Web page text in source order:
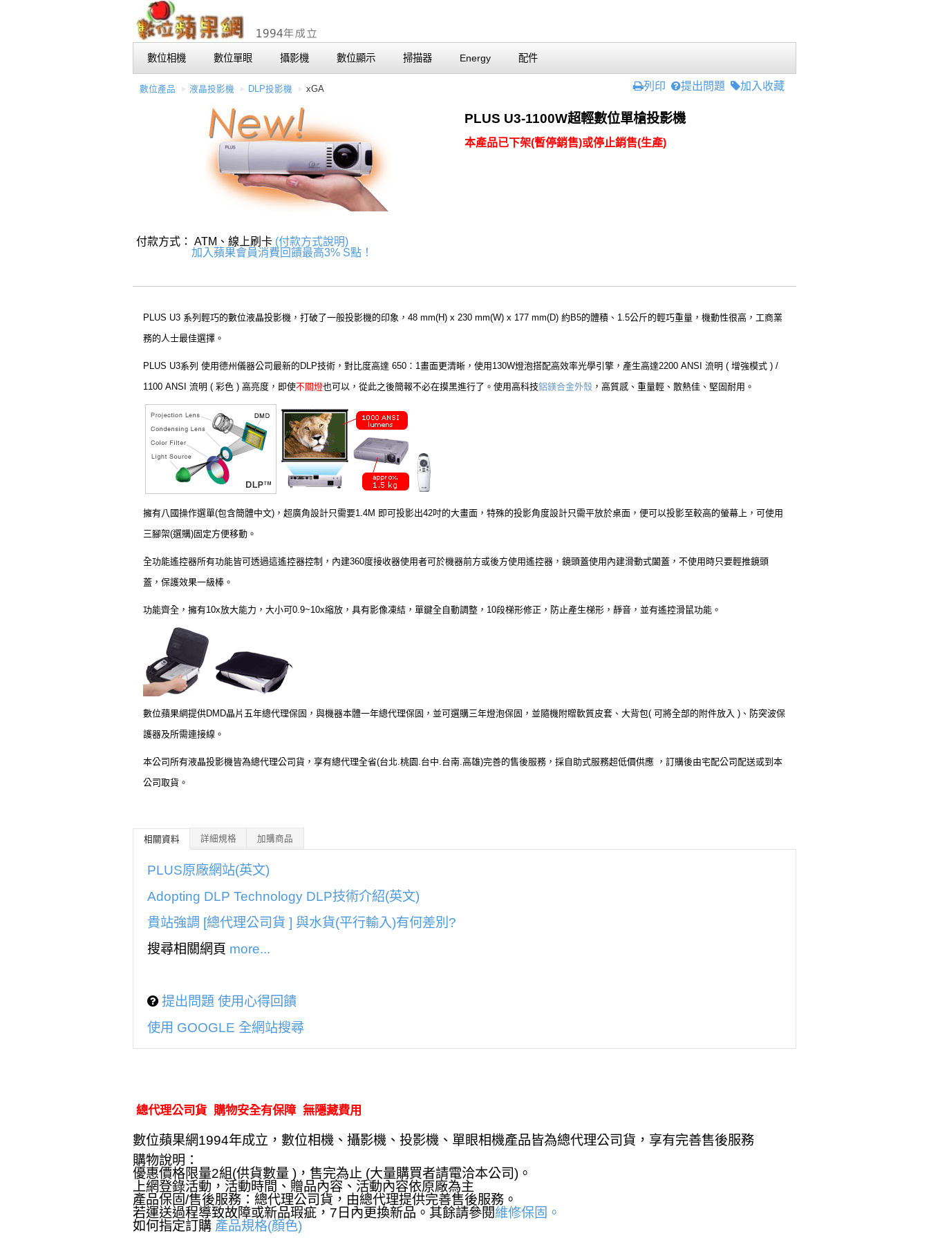
數位相機 數位單眼 攝影機 數位顯示 掃描器 Energy 配件
數位產品 液晶投影機 DLP投影機 xGA
付款方式： ATM、線上刷卡 (付款方式說明)
加入蘋果會員消費回饋最高3% S點！
列印 提出問題 加入收藏
PLUS U3-1100W超輕數位單槍投影機
本產品已下架(暫停銷售)或停止銷售(生產)
PLUS U3 系列 輕巧的數位液晶投影機，打破了一般投影機的印象，48 mm(H) x 230 mm(W) x 177 mm(D) 約B5的體積、1.5公斤的輕巧重量，機動性很高，工商業
務的人士最佳選擇。
PLUS U3系列 使用德州儀器公司最新的DLP技術 ，對比度高達 650：1畫面更清晰，使用130W燈泡搭配高效率光學引擎，產生高達2200 ANSI 流明 ( 增強模式 ) /
1100 ANSI 流明 ( 彩色 ) 高亮度，即使不關燈也可以，從此之後簡報不必在摸黑進行了。使用高科技鋁鎂合金外殼 ，高質感、重量輕、散熱佳、堅固耐用。
擁有八國操作選單(包含簡體中文)，超廣角設計只需要1.4M 即可投影出42吋的大畫面，特殊的投影角度設計只需平放於桌面，便可以投影至較高的螢幕上，可使用
三腳架(選購)固定方便移動。
全功能遙控器所有功能皆可透過這遙控器控制，內建360度接收器使用者可於機器前方或後方使用遙控器，鏡頭蓋使用內建滑動式闔蓋，不使用時只要輕推鏡頭
蓋，保護效果一級棒。
功能齊全，擁有10x放大能力 ，大小可0.9~10x縮放，具有影像凍結，單鍵全自動調整，10段梯形修正，防止產生梯形，靜音，並有遙控滑鼠功能。
數位蘋果網提供DMD晶片五年總代理保固，與機器本體一年總代理保固，並可選購三年燈泡保固，並隨機附贈軟質皮套、大背包( 可將全部的附件放入 )、防突波保
護器及所需連接線。
本公司所有液晶投影機皆為總代理公司貨，享有總代理全省(台北.桃園.台中.台南.高雄)完善的售後服務，採自助式服務超低價供應 ，訂購後由宅配公司配送或到本
公司取貨。
相關資料 詳細規格 加購商品
PLUS原廠網站(英文)
Adopting DLP Technology DLP技術介紹(英文)
貴站強調 [總代理公司貨 ] 與水貨(平行輸入)有何差別?
搜尋相關網頁 more...
提出問題 使用心得回饋
使用 GOOGLE 全網站搜尋
總代理公司貨 購物安全有保障 無隱藏費用
數位蘋果網1994年成立，數位相機、攝影機、投影機、單眼相機產品皆為總代理公司貨，享有完善售後服務
購物說明：
優惠價格限量2組(供貨數量 )，售完為止 (大量購買者請電洽本公司)。
上網登錄活動，活動時間、贈品內容、活動內容依原廠為主
產品保固/售後服務：總代理公司貨，由總代理提供完善售後服務。
若運送過程導致故障或新品瑕疵，7日內更換新品。其餘請參閱維修保固。
如何指定訂購 產品規格(顏色)